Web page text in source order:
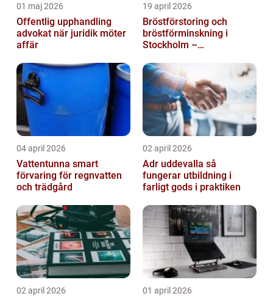
01 maj 2026
Offentlig upphandling
advokat när juridik möter
affär
19 april 2026
Bröstförstoring och
bröstförminskning i
Stockholm –
04 april 2026
Vattentunna smart
förvaring för regnvatten
och trädgård
02 april 2026
Adr uddevalla så
fungerar utbildning i
farligt gods i praktiken
02 april 2026 01 april 2026